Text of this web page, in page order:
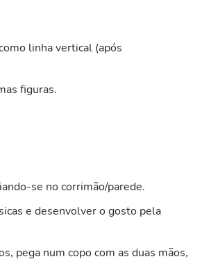
linha vertical (após
figuras.
se no corrimão/parede.
e desenvolver o gosto pela
pega num copo com as duas mãos,